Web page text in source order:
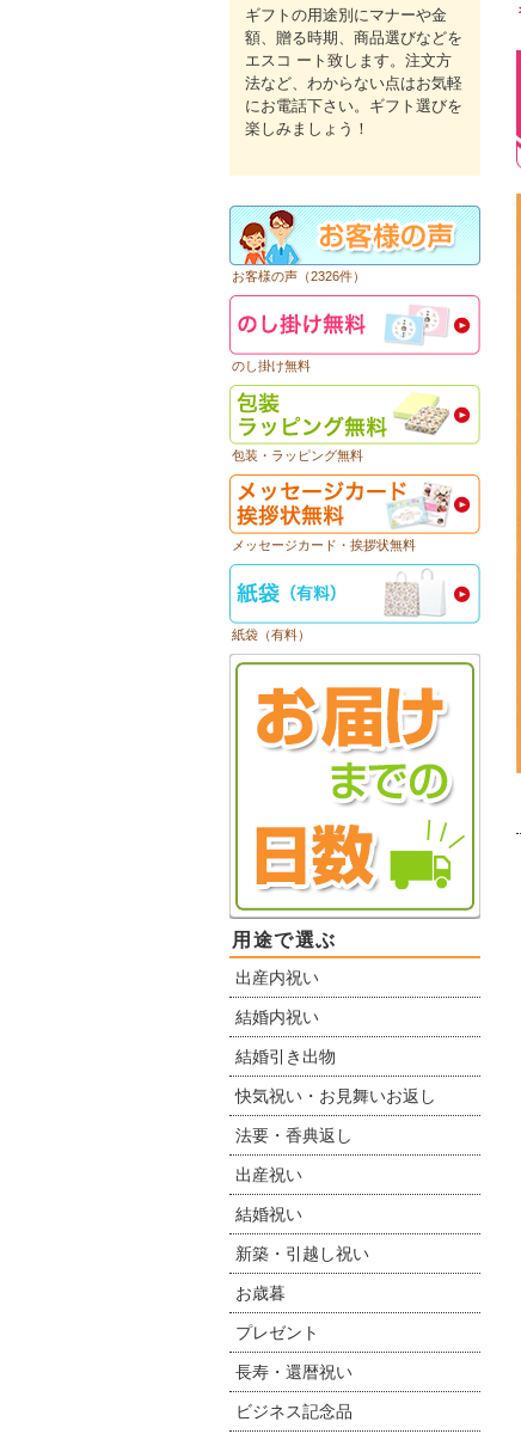
ギフトの用途別にマナーや金
額、贈る時期、商品選びなどを
エスコ ート致します。注文方
法など、わからない点はお気軽
にお電話下さい。ギフト選びを
楽しみましょう！
お客様の声（2326件）
のし掛け無料
包装・ラッピング無料
メッセージカード・挨拶状無料
紙袋（有料）
用途で選ぶ
出産内祝い
結婚内祝い
結婚引き出物
快気祝い・お見舞いお返し
法要・香典返し
出産祝い
結婚祝い
新築・引越し祝い
お歳暮
プレゼント
長寿・還暦祝い
ビジネス記念品